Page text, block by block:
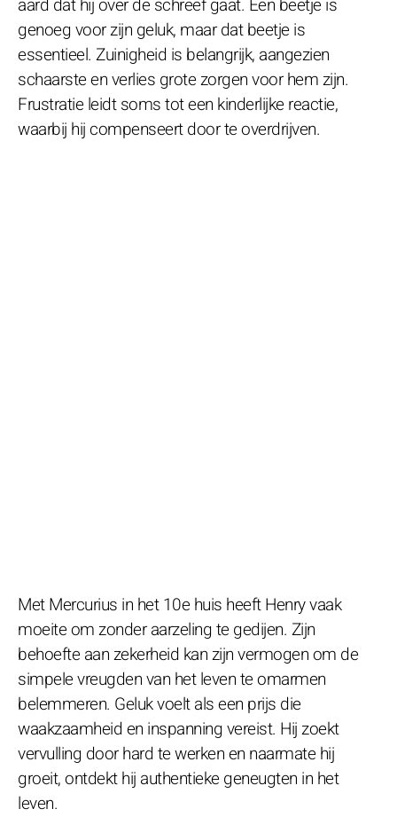
genoeg voor zijn geluk, maar dat beetje is
essentieel. Zuinigheid is belangrijk, aangezien
schaarste en verlies grote zorgen voor hem zijn.
Frustratie leidt soms tot een kinderlijke reactie,
waarbij hij compenseert door te overdrijven.
Met Mercurius in het 10e huis heeft Henry vaak
moeite om zonder aarzeling te gedijen. Zijn
behoefte aan zekerheid kan zijn vermogen om de
simpele vreugden van het leven te omarmen
belemmeren. Geluk voelt als een prijs die
waakzaamheid en inspanning vereist. Hij zoekt
vervulling door hard te werken en naarmate hij
groeit, ontdekt hij authentieke geneugten in het
leven.